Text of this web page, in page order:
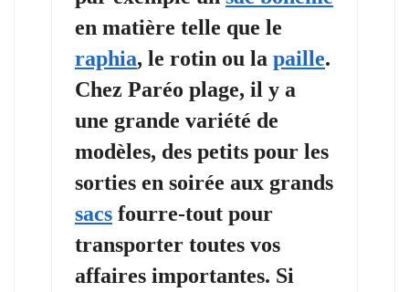
en matière telle que le
raphia, le rotin ou la paille.
Chez Paréo plage, il y a
une grande variété de
modèles, des petits pour les
sorties en soirée aux grands
sacs fourre-tout pour
transporter toutes vos
affaires importantes. Si